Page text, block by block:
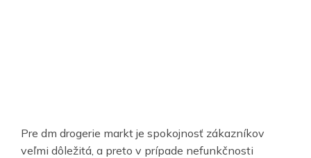
Pre dm drogerie markt je spokojnosť zákazníkov
veľmi dôležitá, a preto v prípade nefunkčnosti